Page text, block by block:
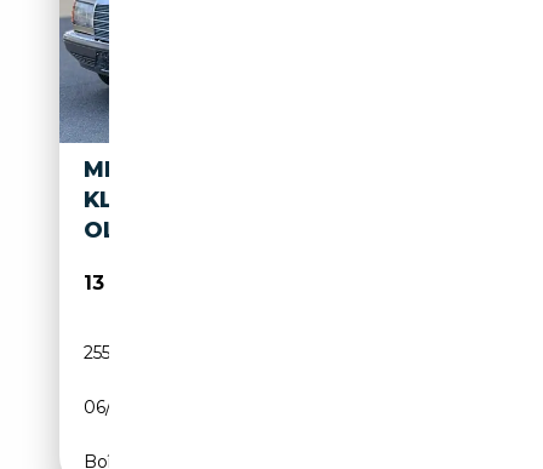
MERCEDES-BENZ S 300 S-
KLASSE AUTOMATIK
OLDTIMER
13 500€
255 000 km
06/1988
Boîte automatique